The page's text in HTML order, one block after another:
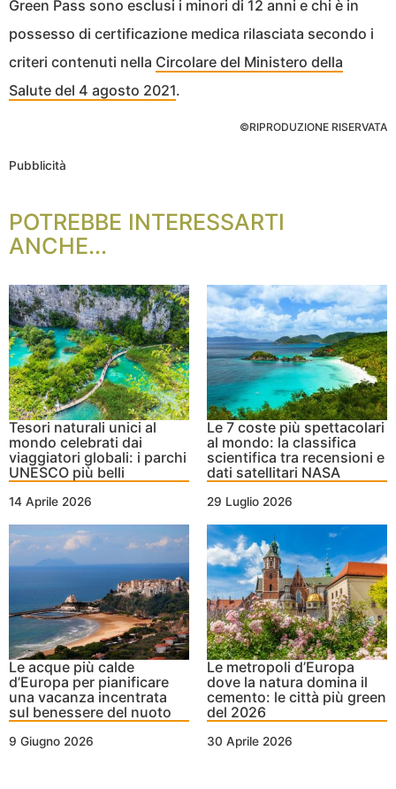
Green Pass sono esclusi i minori di 12 anni e chi è in
possesso di certificazione medica rilasciata secondo i
criteri contenuti nella Circolare del Ministero della
Salute del 4 agosto 2021.
©RIPRODUZIONE RISERVATA
Pubblicità
POTREBBE INTERESSARTI
ANCHE...
Tesori naturali unici al
mondo celebrati dai
viaggiatori globali: i parchi
UNESCO più belli
14 Aprile 2026
Le 7 coste più spettacolari
al mondo: la classifica
scientifica tra recensioni e
dati satellitari NASA
29 Luglio 2026
Le acque più calde
d’Europa per pianificare
una vacanza incentrata
sul benessere del nuoto
9 Giugno 2026
Le metropoli d’Europa
dove la natura domina il
cemento: le città più green
del 2026
30 Aprile 2026